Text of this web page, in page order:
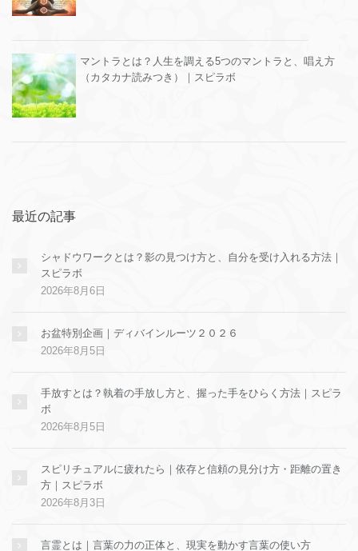
マントラとは？人生を調える5つのマントラと、唱え方
（カタカナ読みつき）｜スピラボ
最近の記事
シャドウワークとは？影の見つけ方と、自分を受け入れる方法｜
スピラボ
2026年8月6日
お盆特別企画｜ディバインルーツ２０２６
2026年8月5日
手放すとは？執着の手放し方と、握った手をひらく方法｜スピラ
ボ
2026年8月5日
スピリチュアルに疲れたら｜依存と信頼の見分け方・距離の置き
方｜スピラボ
2026年8月3日
言霊とは｜言葉の力の正体と、現実を動かす言葉の使い方